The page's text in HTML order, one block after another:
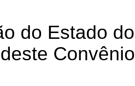
do Estado